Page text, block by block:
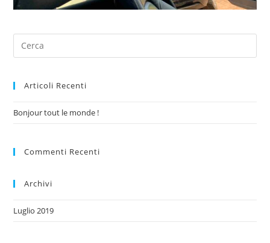
Articoli Recenti
Bonjour tout le monde !
Commenti Recenti
Archivi
Luglio 2019